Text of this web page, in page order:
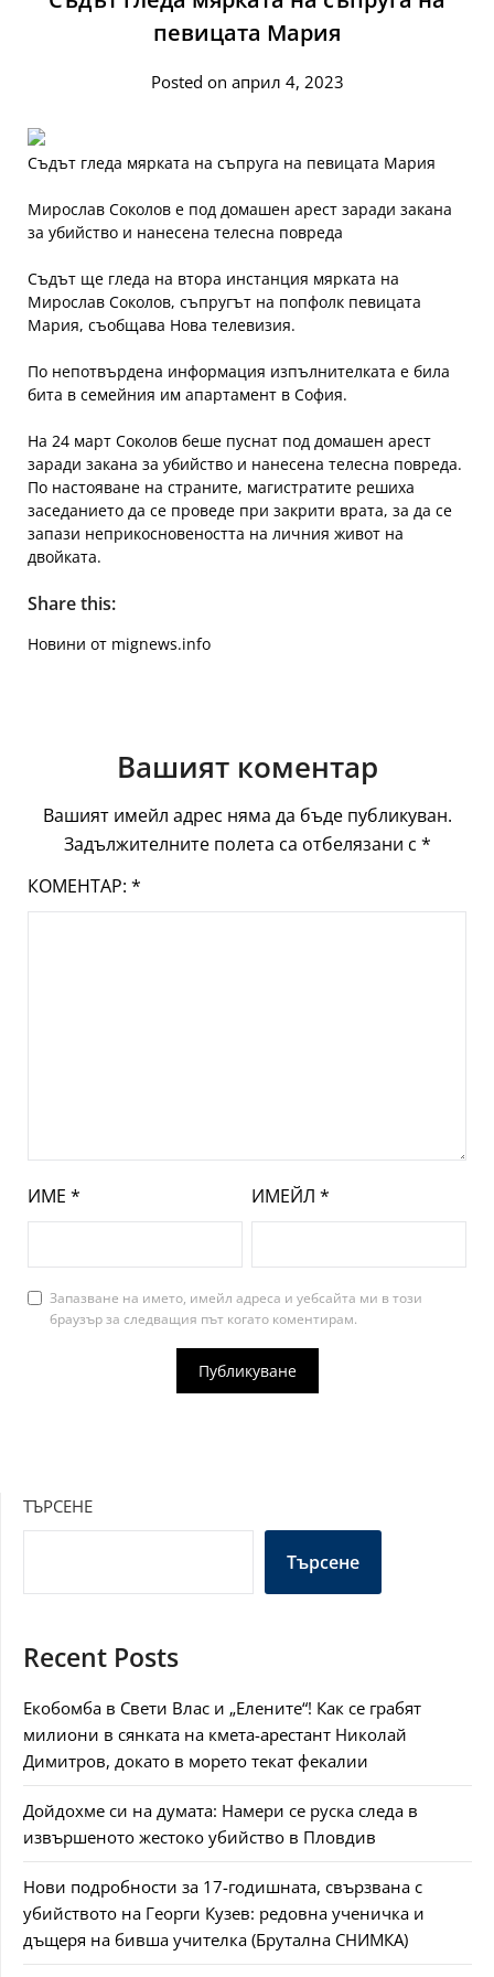
певицата Мария
Posted on април 4, 2023
Съдът гледа мярката на съпруга на певицата Мария
Мирослав Соколов е под домашен арест заради закана
за убийство и нанесена телесна повреда
Съдът ще гледа на втора инстанция мярката на
Мирослав Соколов, съпругът на попфолк певицата
Мария, съобщава Нова телевизия.
По непотвърдена информация изпълнителката е била
бита в семейния им апартамент в София.
На 24 март Соколов беше пуснат под домашен арест
заради закана за убийство и нанесена телесна повреда.
По настояване на страните, магистратите решиха
заседанието да се проведе при закрити врата, за да се
запази неприкосновеността на личния живот на
двойката.
Share this:
Новини от mignews.info
Вашият коментар
Вашият имейл адрес няма да бъде публикуван.
Задължителните полета са отбелязани с *
КОМЕНТАР: *
ИМЕ * ИМЕЙЛ *
Запазване на името, имейл адреса и уебсайта ми в този
браузър за следващия път когато коментирам.
ТЪРСЕНЕ
Търсене
Recent Posts
Екобомба в Свети Влас и „Елените“! Как се грабят
милиони в сянката на кмета-арестант Николай
Димитров, докато в морето текат фекалии
Дойдохме си на думата: Намери се руска следа в
извършеното жестоко убийство в Пловдив
Нови подробности за 17-годишната, свързвана с
убийството на Георги Кузев: редовна ученичка и
дъщеря на бивша учителка (Брутална СНИМКА)